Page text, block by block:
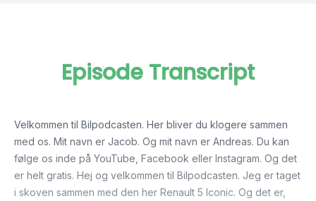
Episode Transcript